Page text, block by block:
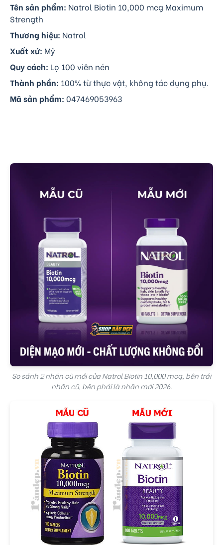
Tên sản phẩm: Natrol Biotin 10,000 mcg Maximum
Strength
Thương hiệu: Natrol
Xuất xứ: Mỹ
Quy cách: Lọ 100 viên nén
Thành phần: 100% từ thực vật, không tác dụng phụ.
Mã sản phẩm: 047469053963
So sánh 2 nhãn cũ mới của Natrol Biotin 10,000 mcg, bên trái
nhãn cũ, bên phải là nhãn mới 2026.